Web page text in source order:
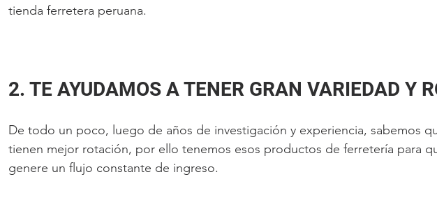
tienda ferretera peruana.
2. TE AYUDAMOS A TENER GRAN VARIEDAD Y
De todo un poco, luego de años de investigación y experiencia, sabemos
tienen mejor rotación, por ello tenemos esos productos de ferretería para
genere un flujo constante de ingreso.